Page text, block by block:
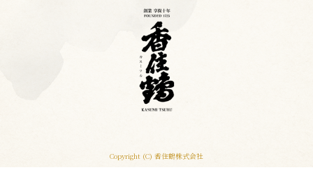
Copyright (C) 香住鶴株式会社